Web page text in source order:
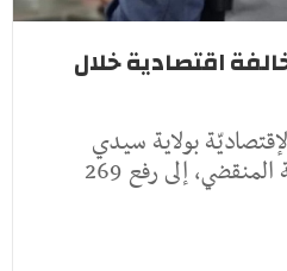
بوزيد: 269 مخالفة اقتصادية خلال
بولاية سيدي
بوزيد، خلال شهر جويلية المنقضي، إلى رفع 269